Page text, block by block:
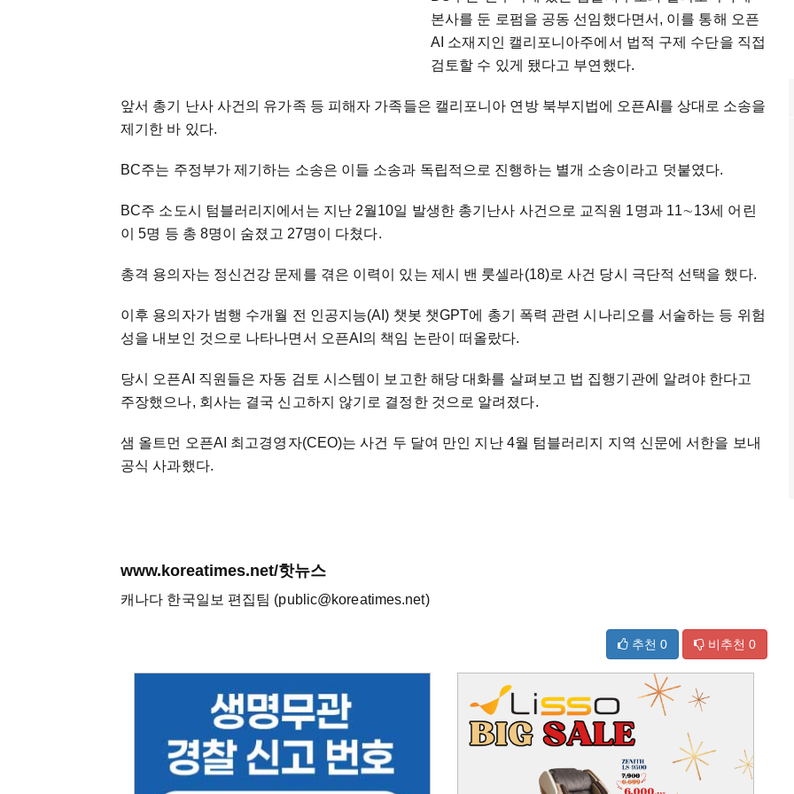
본사를 둔 로펌을 공동 선임했다면서, 이를 통해 오픈
AI 소재지인 캘리포니아주에서 법적 구제 수단을 직접
검토할 수 있게 됐다고 부연했다.
앞서 총기 난사 사건의 유가족 등 피해자 가족들은 캘리포니아 연방 북부지법에 오픈AI를 상대로 소송을
제기한 바 있다.
BC주는 주정부가 제기하는 소송은 이들 소송과 독립적으로 진행하는 별개 소송이라고 덧붙였다.
BC주 소도시 텀블러리지에서는 지난 2월10일 발생한 총기난사 사건으로 교직원 1명과 11∼13세 어린
이 5명 등 총 8명이 숨졌고 27명이 다쳤다.
총격 용의자는 정신건강 문제를 겪은 이력이 있는 제시 밴 룻셀라(18)로 사건 당시 극단적 선택을 했다.
이후 용의자가 범행 수개월 전 인공지능(AI) 챗봇 챗GPT에 총기 폭력 관련 시나리오를 서술하는 등 위험
성을 내보인 것으로 나타나면서 오픈AI의 책임 논란이 떠올랐다.
당시 오픈AI 직원들은 자동 검토 시스템이 보고한 해당 대화를 살펴보고 법 집행기관에 알려야 한다고
주장했으나, 회사는 결국 신고하지 않기로 결정한 것으로 알려졌다.
샘 올트먼 오픈AI 최고경영자(CEO)는 사건 두 달여 만인 지난 4월 텀블러리지 지역 신문에 서한을 보내
공식 사과했다.
www.koreatimes.net/핫뉴스
캐나다 한국일보 편집팀 (public@koreatimes.net)
추천 0 비추천 0